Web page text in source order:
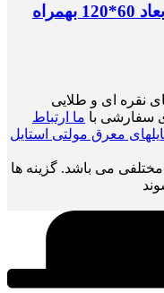
تایل معرق سقفی مولتی استایل ابعاد 60*120 بهمراه
نقره ای و طلایی
ما ارتباط
معرق مولتی استایل
می باشد. گزینه ها